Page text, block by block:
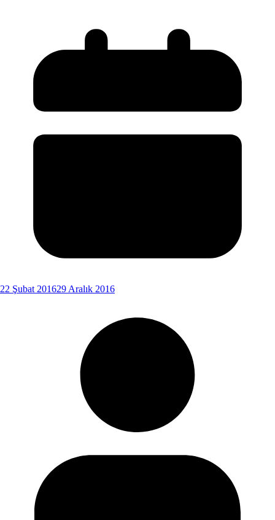
22 Şubat 201629 Aralık 2016